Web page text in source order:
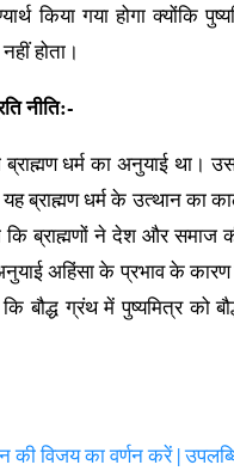
किया गया होगा क्योंकि
होता।
नीति:-
ब्राह्मण धर्म का अनुयाई था।
ब्राह्मण धर्म के उत्थान का
ब्राह्मणों ने देश और समाज
अहिंसा के प्रभाव के
बौद्ध ग्रंथ में पुष्यमित्र को
की विजय का वर्णन करें |